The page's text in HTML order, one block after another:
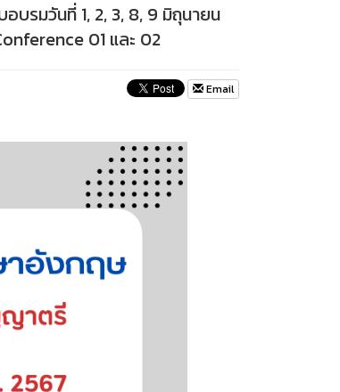
รมวันที่ 1, 2, 3, 8, 9 มิถุนายน
01 และ 02
Email